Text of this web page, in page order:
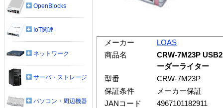
メーカー
LOAS
商品名
CRW-7M23P
ーダーライター
型番
CRW-7M23P
保証条件
メーカー保証
JANコード
4967101182911
OpenBlocks
IoT関連
ネットワーク
サーバ・ストレージ
パソコン・周辺機器